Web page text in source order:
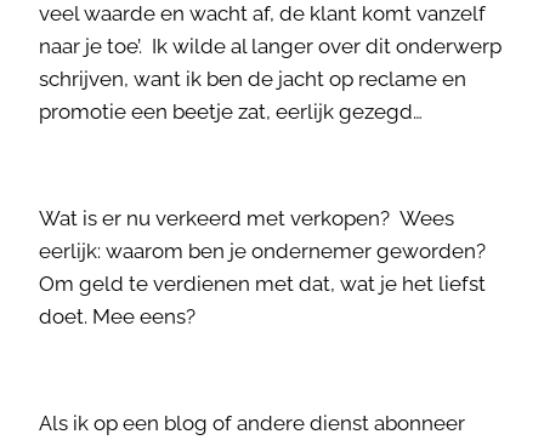
veel waarde en wacht af, de klant komt vanzelf
naar je toe’. Ik wilde al langer over dit onderwerp
schrijven, want ik ben de jacht op reclame en
promotie een beetje zat, eerlijk gezegd…
Wat is er nu verkeerd met verkopen? Wees
eerlijk: waarom ben je ondernemer geworden?
Om geld te verdienen met dat, wat je het liefst
doet. Mee eens?
Als ik op een blog of andere dienst abonneer